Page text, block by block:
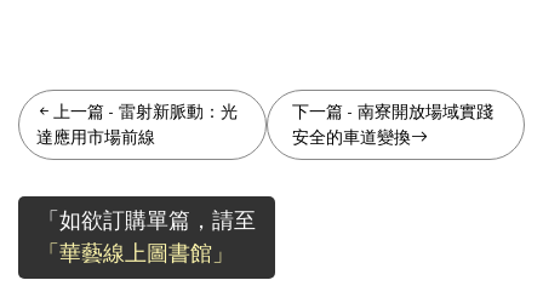
上一篇 - 雷射新脈動：光
達應用市場前線
下一篇- 南寮開放場域實踐
安全的車道變換
「如欲訂購單篇，請至
「華藝線上圖書館」